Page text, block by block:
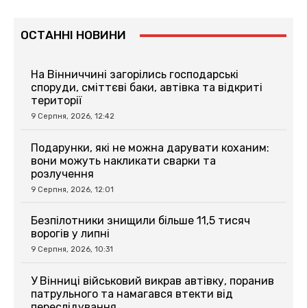
ОСТАННІ НОВИНИ
На Вінниччині загорілись господарські
споруди, сміттєві баки, автівка та відкриті
території
9 Серпня, 2026, 12:42
Подарунки, які не можна дарувати коханим:
вони можуть накликати сварки та
розлучення
9 Серпня, 2026, 12:01
Безпілотники знищили більше 11,5 тисяч
ворогів у липні
9 Серпня, 2026, 10:31
У Вінниці військовий викрав автівку, поранив
патрульного та намагався втекти від